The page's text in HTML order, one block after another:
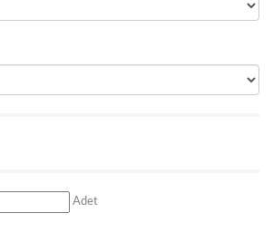
Adet